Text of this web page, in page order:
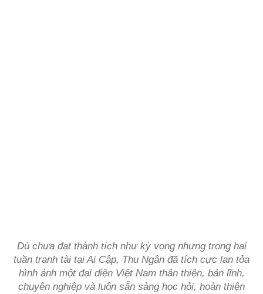
Dù chưa đạt thành tích như kỳ vọng nhưng trong hai
tuần tranh tài tại Ai Cập, Thu Ngân đã tích cực lan tỏa
hình ảnh một đại diện Việt Nam thân thiện, bản lĩnh,
chuyên nghiệp và luôn sẵn sàng học hỏi, hoàn thiện